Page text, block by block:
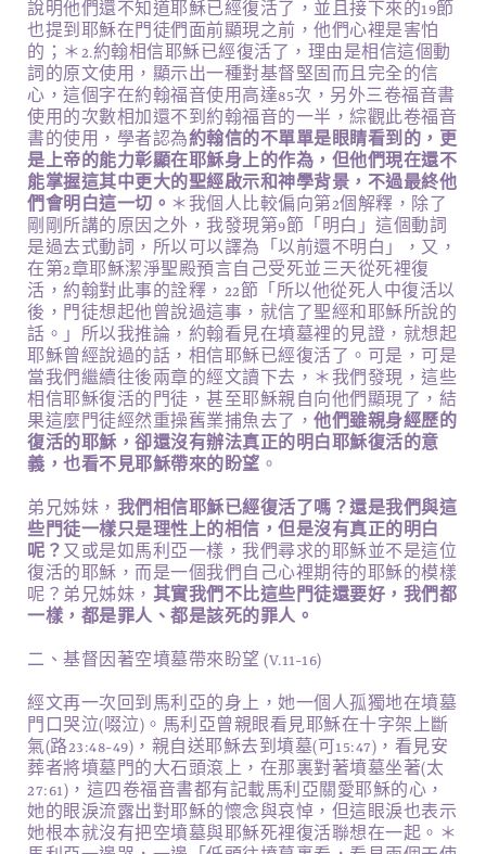
說明他們還不知道耶穌已經復活了，並且接下來的19節
也提到耶穌在門徒們面前顯現之前，他們心裡是害怕
的；＊2.約翰相信耶穌已經復活了，理由是相信這個動
詞的原文使用，顯示出一種對基督堅固而且完全的信
心，這個字在約翰福音使用高達85次，另外三卷福音書
使用的次數相加還不到約翰福音的一半，綜觀此卷福音
書的使用，學者認為約翰信的不單單是眼睛看到的，更
是上帝的能力彰顯在耶穌身上的作為，但他們現在還不
能掌握這其中更大的聖經啟示和神學背景，不過最終他
們會明白這一切。 ＊我個人比較偏向第2個解釋，除了
剛剛所講的原因之外，我發現第9節「明白」這個動詞
是過去式動詞，所以可以譯為「以前還不明白」，又，
在第2章耶穌潔淨聖殿預言自己受死並三天從死裡復
活，約翰對此事的詮釋，22節「所以他從死人中復活以
後，門徒想起他曾說過這事，就信了聖經和耶穌所說的
話。」所以我推論，約翰看見在墳墓裡的見證，就想起
耶穌曾經說過的話，相信耶穌已經復活了。可是，可是
當我們繼續往後兩章的經文讀下去，＊我們發現，這些
相信耶穌復活的門徒，甚至耶穌親自向他們顯現了，結
果這麼門徒經然重操舊業捕魚去了， 他們雖親身經歷的
復活的耶穌，卻還沒有辦法真正的明白耶穌復活的意
義，也看不見耶穌帶來的盼望 。
弟兄姊妹， 我們相信耶穌已經復活了嗎？還是我們與這
些門徒一樣只是理性上的相信，但是沒有真正的明白
呢？ 又或是如馬利亞一樣，我們尋求的耶穌並不是這位
復活的耶穌，而是一個我們自己心裡期待的耶穌的模樣
呢？弟兄姊妹， 其實我們不比這些門徒還要好，我們都
一樣，都是罪人、都是該死的罪人。
二、基督因著空墳墓帶來盼望 (v.11-16)
經文再一次回到馬利亞的身上，她一個人孤獨地在墳墓
門口哭泣(啜泣)。馬利亞曾親眼看見耶穌在十字架上斷
氣(路23:48-49)，親自送耶穌去到墳墓(可15:47)，看見安
葬者將墳墓門的大石頭滾上，在那裏對著墳墓坐著(太
27:61)，這四卷福音書都有記載馬利亞關愛耶穌的心，
她的眼淚流露出對耶穌的懷念與哀悼，但這眼淚也表示
她根本就沒有把空墳墓與耶穌死裡復活聯想在一起。＊